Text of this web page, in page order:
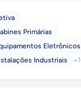
Primárias
Eletrônicos
Industriais
+